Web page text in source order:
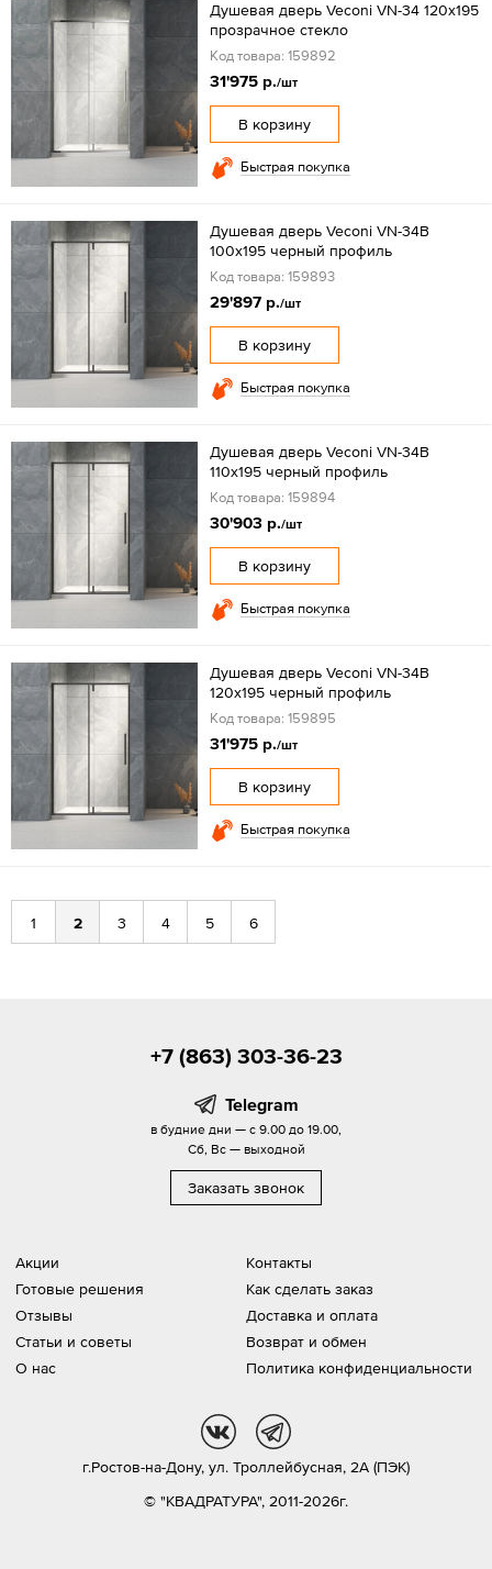
Душевая дверь Veconi VN-34 120x195
прозрачное стекло
Код товара: 159892
31'975 р./шт
В корзину
Быстрая покупка
Душевая дверь Veconi VN-34B
100x195 черный профиль
Код товара: 159893
29'897 р./шт
В корзину
Быстрая покупка
Душевая дверь Veconi VN-34B
110x195 черный профиль
Код товара: 159894
30'903 р./шт
В корзину
Быстрая покупка
Душевая дверь Veconi VN-34B
120x195 черный профиль
Код товара: 159895
31'975 р./шт
В корзину
Быстрая покупка
1 2 3 4 5 6
Акции
Готовые решения
Отзывы
Статьи и советы
О нас
Контакты
Как сделать заказ
Доставка и оплата
Возврат и обмен
Политика конфиденциальности
+7 (863) 303-36-23
Telegram
в будние дни — с 9.00 до 19.00,
Сб, Вс — выходной
Заказать звонок
© "КВАДРАТУРА", 2011-2026г.
г.Ростов-на-Дону, ул. Троллейбусная, 2А (ПЭК)